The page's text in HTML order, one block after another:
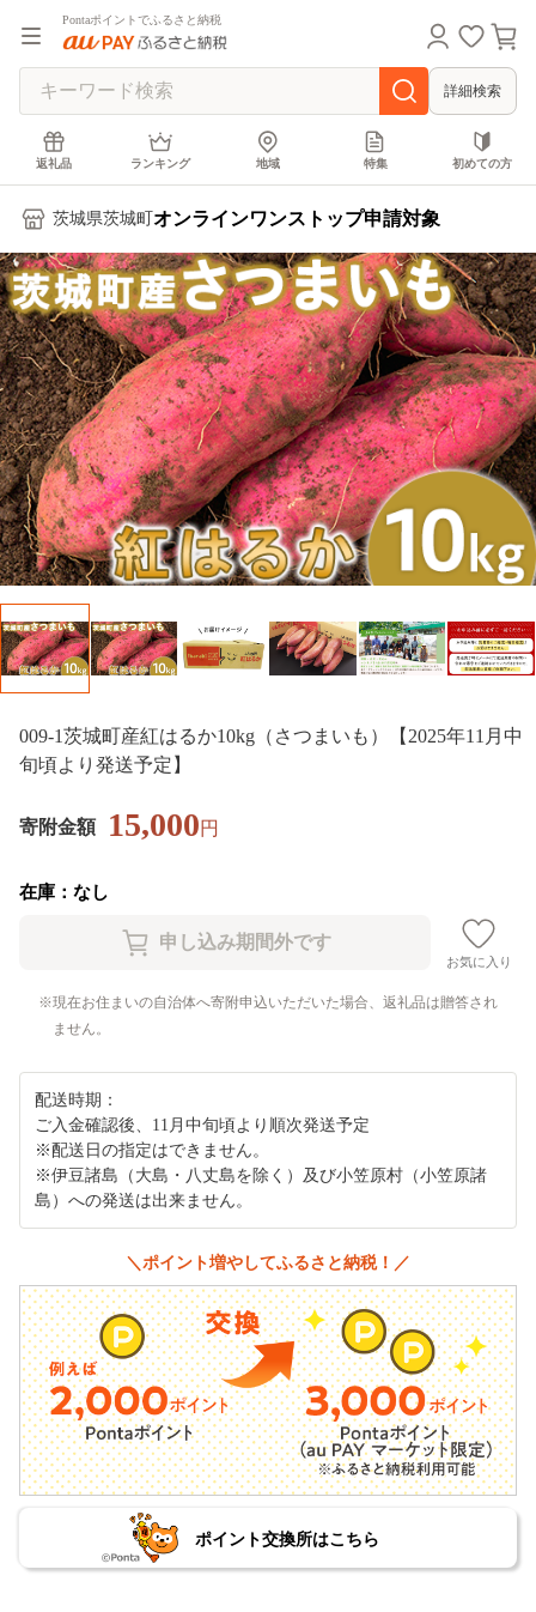
Pontaポイントでふるさと納税
詳細検索
返礼品 ランキング 地域 特集 初めての方
茨城県茨城町 オンラインワンストップ申請対象
009-1茨城町産紅はるか10kg（さつまいも）【2025年11月中
旬頃より発送予定】
寄附金額 15,000円
在庫：なし
お気に入り
現在お住まいの自治体へ寄附申込いただいた場合、返礼品は贈答され
ません。
配送時期：
ご入金確認後、11月中旬頃より順次発送予定
※配送日の指定はできません。
※伊豆諸島（大島・八丈島を除く）及び小笠原村（小笠原諸
島）への発送は出来ません。
＼ポイント増やしてふるさと納税！／
ポイント交換所はこちら